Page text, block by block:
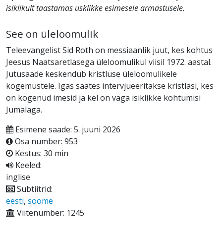
isiklikult taastamas usklikke esimesele armastusele.
See on üleloomulik
Teleevangelist Sid Roth on messiaanlik juut, kes kohtus
Jeesus Naatsaretlasega üleloomulikul viisil 1972. aastal.
Jutusaade keskendub kristluse üleloomulikele
kogemustele. Igas saates intervjueeritakse kristlasi, kes
on kogenud imesid ja kel on väga isiklikke kohtumisi
Jumalaga.
Esimene saade: 5. juuni 2026
Osa number: 953
Kestus: 30 min
Keeled:
inglise
Subtiitrid:
eesti, soome
Viitenumber: 1245